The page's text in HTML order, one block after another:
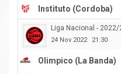
Instituto (Cordoba)
Liga Nacional -
24 Nov 2022 21:30
Olimpico (La Banda)